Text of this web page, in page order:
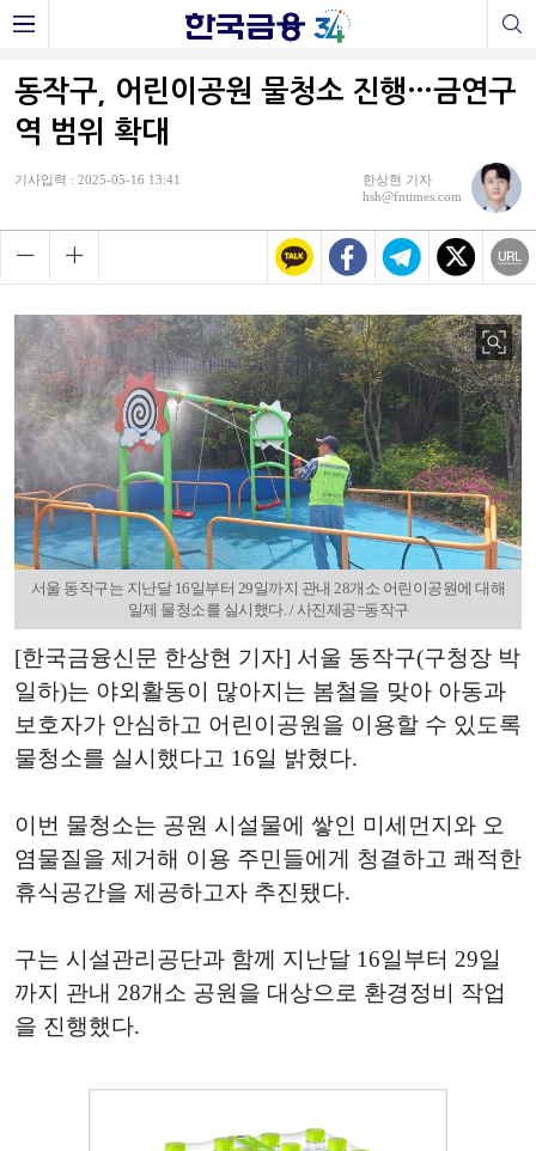
동작구, 어린이공원 물청소 진행…금연구
역 범위 확대
기사입력 : 2025-05-16 13:41
한상현 기자
hsh@fntimes.com
서울 동작구는 지난달 16일부터 29일까지 관내 28개소 어린이공원에 대해
일제 물청소를 실시했다. / 사진제공=동작구
[한국금융신문 한상현 기자] 서울 동작구(구청장 박
일하)는 야외활동이 많아지는 봄철을 맞아 아동과
보호자가 안심하고 어린이공원을 이용할 수 있도록
물청소를 실시했다고 16일 밝혔다.
이번 물청소는 공원 시설물에 쌓인 미세먼지와 오
염물질을 제거해 이용 주민들에게 청결하고 쾌적한
휴식공간을 제공하고자 추진됐다.
구는 시설관리공단과 함께 지난달 16일부터 29일
까지 관내 28개소 공원을 대상으로 환경정비 작업
을 진행했다.